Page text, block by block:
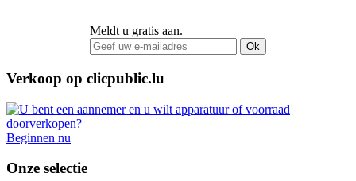
Meldt u gratis aan.
Ok
Verkoop op clicpublic.lu
Beginnen nu
Onze selectie